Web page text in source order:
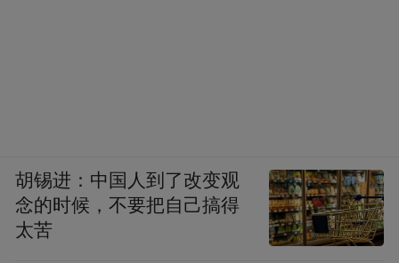
胡锡进：中国人到了改变观
念的时候，不要把自己搞得
太苦